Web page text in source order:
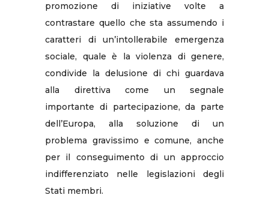
promozione di iniziative volte a
contrastare quello che sta assumendo i
caratteri di un’intollerabile emergenza
sociale, quale è la violenza di genere,
condivide la delusione di chi guardava
alla direttiva come un segnale
importante di partecipazione, da parte
dell’Europa, alla soluzione di un
problema gravissimo e comune, anche
per il conseguimento di un approccio
indifferenziato nelle legislazioni degli
Stati membri.